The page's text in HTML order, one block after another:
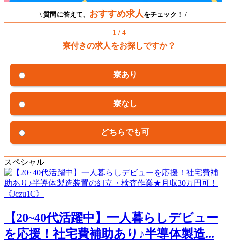
\ 質問に答えて、 おすすめ求人 をチェック！ /
1 / 4
寮付きの求人をお探しですか？
寮あり
寮なし
どちらでも可
スペシャル
【20~40代活躍中】一人暮らしデビュー
を応援！社宅費補助あり♪半導体製造...